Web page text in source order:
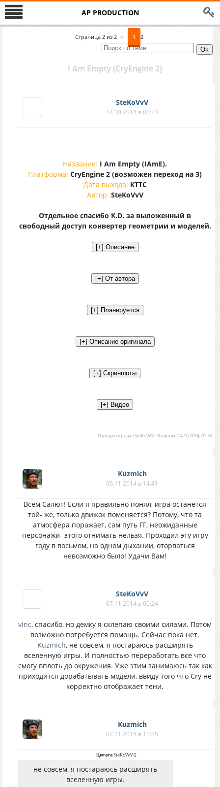
AP PRODUCTION
Страница 2 из 2 « 1 2
I Am Empty (CryEngine 2)
SteKoVvV
14.10.2014 в 01:23
Название: I Am Empty (IAmE).
Платформа: CryEngine 2 (возможен переход на 3)
Дата выхода: КТТС
Автор: SteKoVvV
Отдельное спасибо K.D. за выложенный в
свободный доступ конвертер геометрии и моделей.
ОтредактировалSteKoVvV- Вторник, 14.10.2014, 01:33
Kuzmich
06.11.2014 в 14:41
Всем Салют! Если я правильно понял, игра останется
той- же, только движок поменяется? Потому, что та
атмосфера поражает, сам путь ГГ, неожиданные
персонажи- этого отнимать нельзя. Проходил эту игру
году в восьмом, на одном дыхании, оторваться
невозможно было! Удачи Вам!
SteKoVvV
07.11.2014 в 00:24
vinc, спасибо, но демку я склепаю своими силами. Потом
возможно потребуется помощь. Сейчас пока нет.
Kuzmich, не совсем, я постараюсь расширять
вселенную игры. И полностью переработать все что
смогу вплоть до окружения. Уже этим занимаюсь так как
приходится дорабатывать модели, ввиду того что Cry не
корректно отображает тени.
Kuzmich
07.11.2014 в 11:35
ЦитатаSteKoVvV()
не совсем, я постараюсь расширять
вселенную игры.